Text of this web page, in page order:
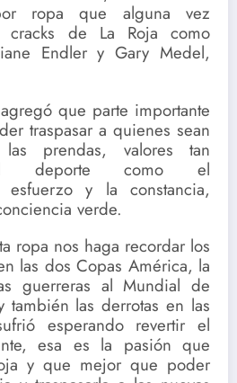
ropa que alguna vez
cracks de La Roja como
Endler y Gary Medel,
que parte importante
traspasar a quienes sean
prendas, valores tan
deporte como el
esfuerzo y la constancia,
verde.
ropa nos haga recordar los
las dos Copas América, la
guerreras al Mundial de
también las derrotas en las
esperando revertir el
esa es la pasión que
y que mejor que poder